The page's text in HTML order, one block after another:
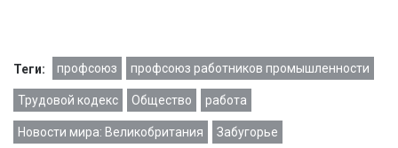
Теги: профсоюз профсоюз работников промышленности
Трудовой кодекс Общество работа
Новости мира: Великобритания Забугорье